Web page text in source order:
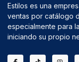
Estilos es una
ventas por catálogo
especialmente para
iniciando su propio